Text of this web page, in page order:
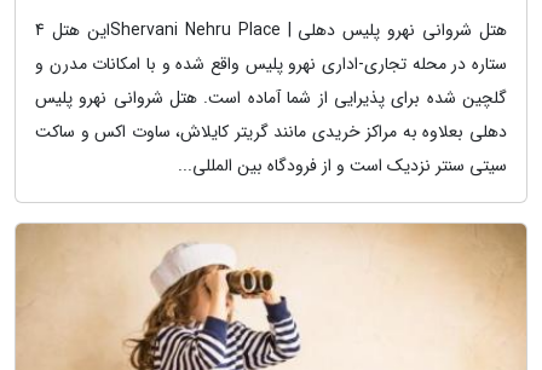
هتل شروانی نهرو پلیس دهلی | Shervani Nehru Placeاین هتل 4
ستاره در محله تجاری-اداری نهرو پلیس واقع شده و با امکانات مدرن و
گلچین شده برای پذیرایی از شما آماده است. هتل شروانی نهرو پلیس
دهلی بعلاوه به مراکز خریدی مانند گریتر کایلاش، ساوت اکس و ساکت
سیتی سنتر نزدیک است و از فرودگاه بین المللی...